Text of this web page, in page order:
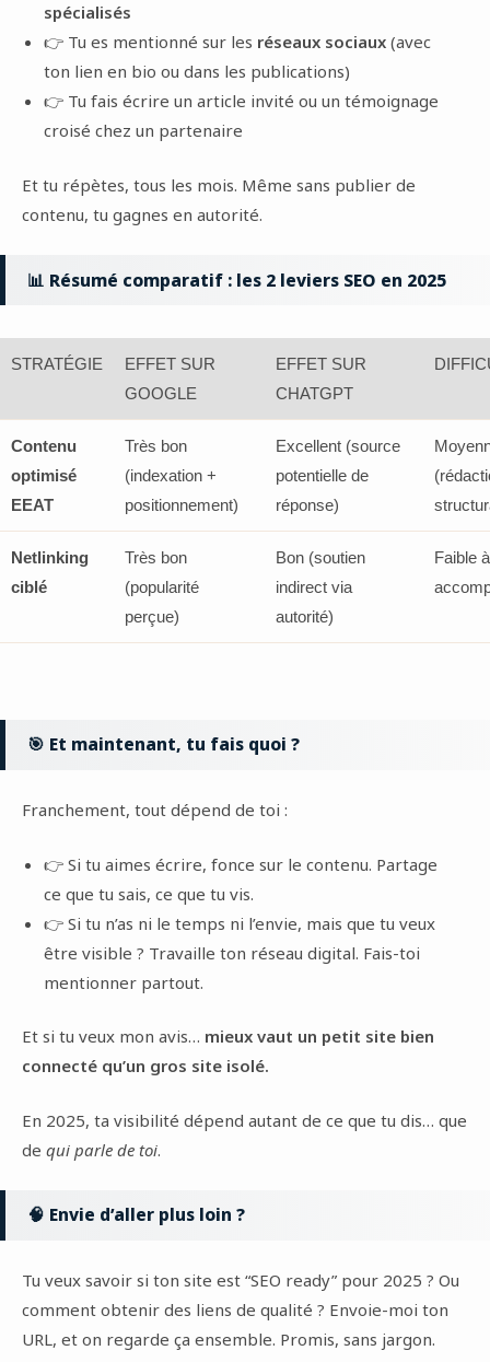
spécialisés
👉 Tu es mentionné sur les réseaux sociaux (avec
ton lien en bio ou dans les publications)
👉 Tu fais écrire un article invité ou un témoignage
croisé chez un partenaire
Et tu répètes, tous les mois. Même sans publier de
contenu, tu gagnes en autorité.
📊 Résumé comparatif : les 2 leviers SEO en 2025
STRATÉGIE
EFFET SUR
GOOGLE
EFFET SUR
CHATGPT
Contenu
optimisé
EEAT
Très bon
(indexation +
positionnement)
Excellent (source
potentielle de
réponse)
Netlinking
ciblé
Très bon
(popularité
perçue)
Bon (soutien
indirect via
autorité)
Faible
🎯 Et maintenant, tu fais quoi ?
Franchement, tout dépend de toi :
👉 Si tu aimes écrire, fonce sur le contenu. Partage
ce que tu sais, ce que tu vis.
👉 Si tu n’as ni le temps ni l’envie, mais que tu veux
être visible ? Travaille ton réseau digital. Fais-toi
mentionner partout.
Et si tu veux mon avis… mieux vaut un petit site bien
connecté qu’un gros site isolé.
En 2025, ta visibilité dépend autant de ce que tu dis… que
de qui parle de toi.
🧠 Envie d’aller plus loin ?
Tu veux savoir si ton site est “SEO ready” pour 2025 ? Ou
comment obtenir des liens de qualité ? Envoie-moi ton
URL, et on regarde ça ensemble. Promis, sans jargon.